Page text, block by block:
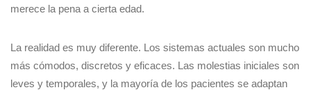
merece la pena a cierta edad.
La realidad es muy diferente. Los sistemas actuales son mucho
más cómodos, discretos y eficaces. Las molestias iniciales son
leves y temporales, y la mayoría de los pacientes se adaptan